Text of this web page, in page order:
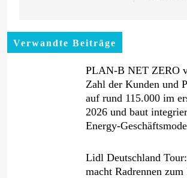
Verwandte Beiträge
PLAN-B NET ZERO
Zahl der Kunden und
auf rund 115.000 im
2026 und baut
Energy-
Lidl Deutschland
macht Radrennen